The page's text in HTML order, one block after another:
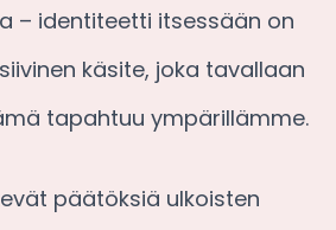
– identiteetti itsessään on
käsite, joka tavallaan
tapahtuu ympärillämme.
päätöksiä ulkoisten